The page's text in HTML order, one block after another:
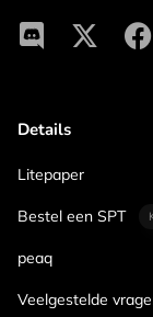
Details
Litepaper
Bestel een SPT
peaq
Veelgestelde